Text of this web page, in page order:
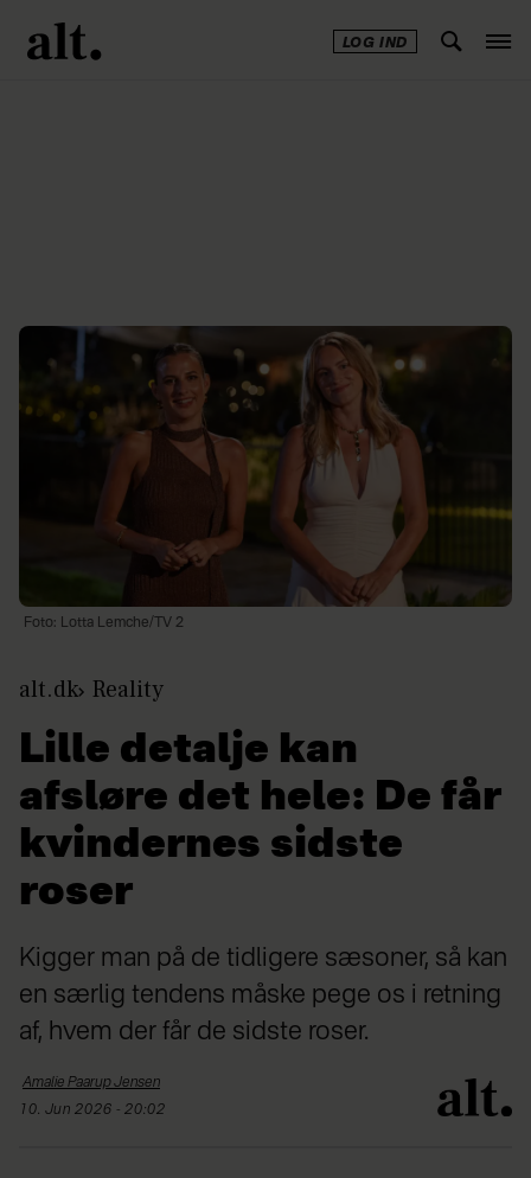
LOG IND
Foto: Lotta Lemche/TV 2
alt.dk Reality
Lille detalje kan
afsløre det hele: De får
kvindernes sidste
roser
Kigger man på de tidligere sæsoner, så kan
en særlig tendens måske pege os i retning
af, hvem der får de sidste roser.
Amalie PaarupJensen
10. Jun 2026 - 20:02